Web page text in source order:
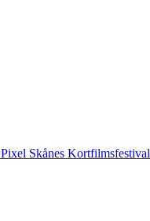
Pixel Skånes Kortfilmsfestival